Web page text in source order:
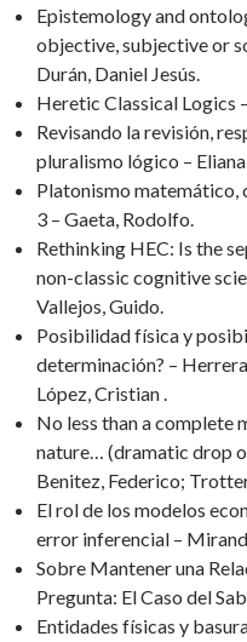
Epistemology and
objective, subjective or
Durán, Daniel Jesús.
Heretic Classical Logics
Revisando la revisión,
pluralismo lógico –
Platonismo
3 – Gaeta, Rodolfo.
Rethinking HEC: Is the
non-classic cognitive
Vallejos, Guido.
Posibilidad física y
determinación? –
López, Cristian .
No less than a complete
nature… (dramatic drop
Benitez, Federico;
El rol de los modelos
error inferencial –
Sobre Mantener una
Pregunta: El Caso del
Entidades físicas y